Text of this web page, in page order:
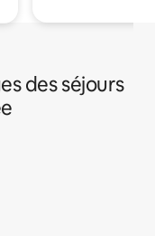
des séjours